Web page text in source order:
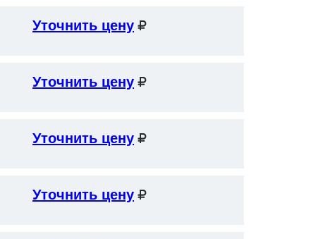
Уточнить цену
Уточнить цену
Уточнить цену
Уточнить цену